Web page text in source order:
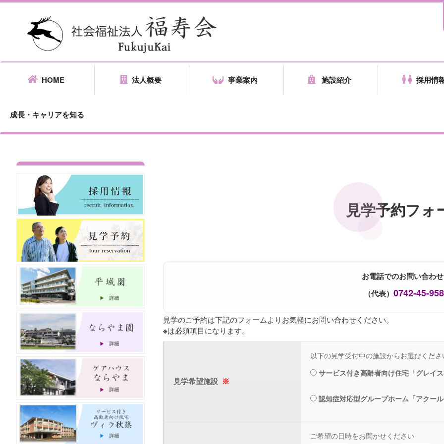
HOME 法人概要 事業案内 施設紹介 採用情
成長・キャリアを知る
見学予約フォ
お電話でのお問い合わ
（代表） 0742-45-
見学のご予約は下記のフォームよりお気軽にお問い合わせください。
※は必須項目になります。
見学希望施設 ※
以下の見学受付中の施設からお選びくださ
サービス付き高齢者向け住宅「グレイス
認知症対応型グループホーム「アクール
ご希望の日時をお聞かせください